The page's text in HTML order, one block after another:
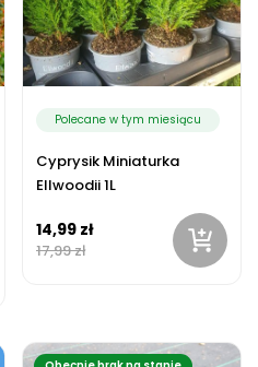
Polecane w tym miesiącu
Cyprysik Miniaturka
Ellwoodii 1L
14,99 zł
17,99 zł